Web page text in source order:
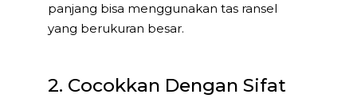
panjang bisa menggunakan tas ransel
yang berukuran besar.
2. Cocokkan Dengan Sifat